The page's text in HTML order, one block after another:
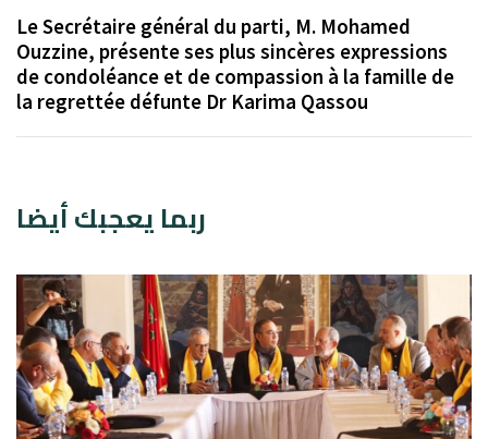
Le Secrétaire général du parti, M. Mohamed
Ouzzine, présente ses plus sincères expressions
de condoléance et de compassion à la famille de
la regrettée défunte Dr Karima Qassou
ربما يعجبك أيضا